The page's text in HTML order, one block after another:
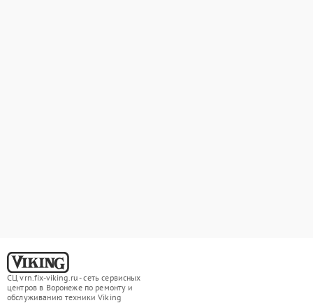
СЦ vrn.fix-viking.ru - сеть сервисных
центров в Воронеже по ремонту и
обслуживанию техники Viking